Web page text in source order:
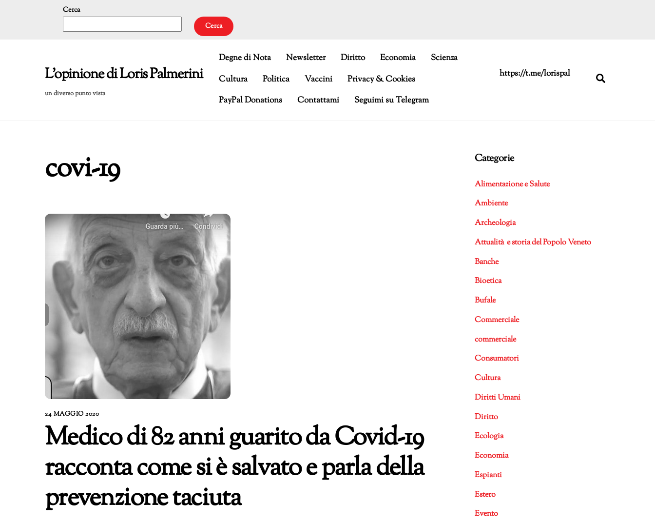
Cerca
Cerca
L'opinione di Loris Palmerini
un diverso punto vista
https://t.me/lorispal
Degne di Nota Newsletter Diritto Economia
Scienza
Cultura
Politica Vaccini
Privacy & Cookies
PayPal Donations
Contattami Seguimi su Telegram
covi-19
24 MAGGIO 2020
Medico di 82 anni guarito da Covid-19
racconta come si è salvato e parla della
prevenzione taciuta
Categorie
Alimentazione e Salute
Ambiente
Archeologia
Attualità e storia del Popolo Veneto
Banche
Bioetica
Bufale
Commerciale
commerciale
Consumatori
Cultura
Diritti Umani
Diritto
Ecologia
Economia
Espianti
Estero
Evento